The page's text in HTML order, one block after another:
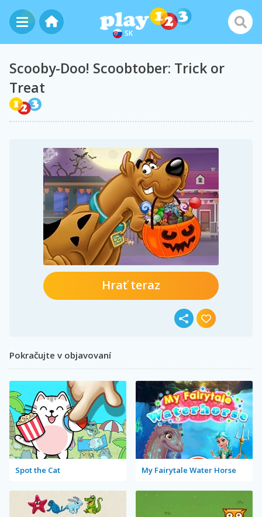
SK
Scooby-Doo! Scoobtober: Trick or
Treat
Hrať teraz
Pokračujte v objavovaní
Spot the Cat My Fairytale Water Horse